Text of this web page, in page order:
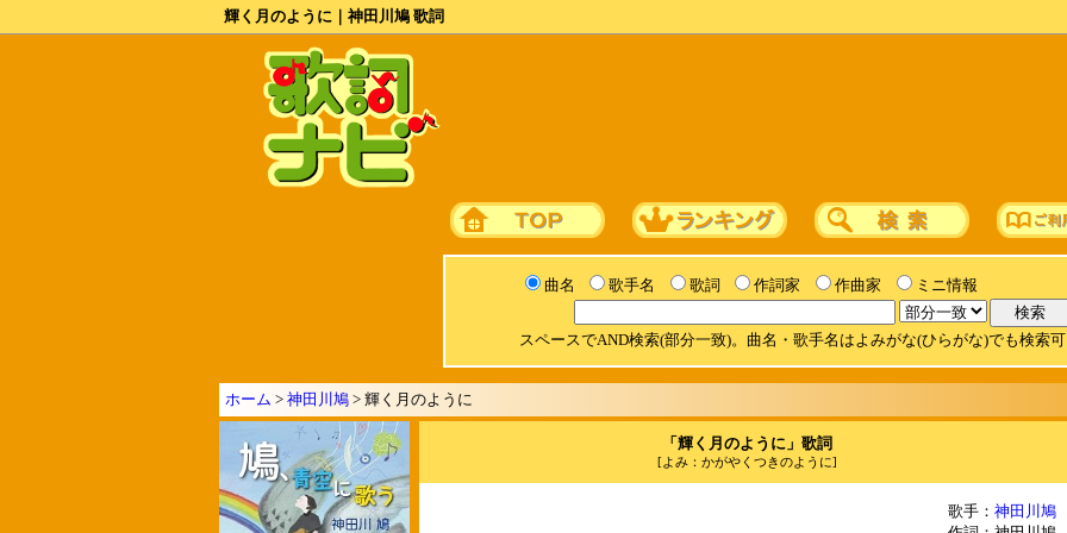
輝く月のように｜神田川鳩 歌詞
曲名 歌手名 歌詞 作詞家 作曲家 ミニ情報
スペースでAND検索(部分一致)。曲名・歌手名はよみがな(ひらがな)でも検索
ホーム > 神田川鳩 > 輝く月のように
「輝く月のように」歌詞
[よみ：かがやくつきのように]
歌手： 神田川鳩